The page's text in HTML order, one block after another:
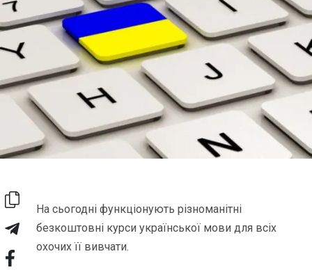
На сьогодні функціонують різноманітні
безкоштовні курси української мови для всіх
охочих її вивчати.